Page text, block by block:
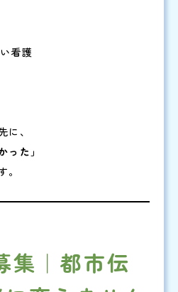
看護
に、
った」
。
｜都市伝